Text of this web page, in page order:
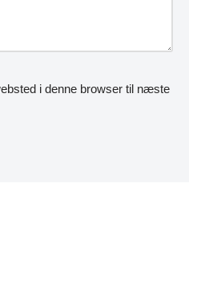
i denne browser til næste